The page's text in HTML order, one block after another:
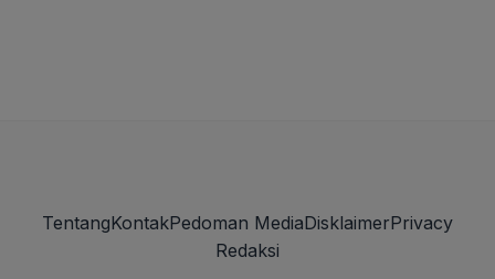
TentangKontakPedoman MediaDisklaimerPrivacy
Redaksi